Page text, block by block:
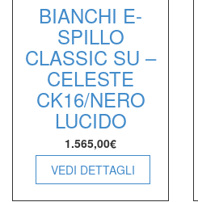
BIANCHI E-
SPILLO
CLASSIC SU –
CELESTE
CK16/NERO
LUCIDO
1.565,00€
VEDI DETTAGLI